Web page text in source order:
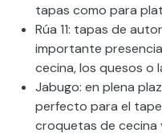
tapas como para
Rúa 11: tapas de
importante
cecina, los quesos o
Jabugo: en plena
perfecto para el
croquetas de cecina